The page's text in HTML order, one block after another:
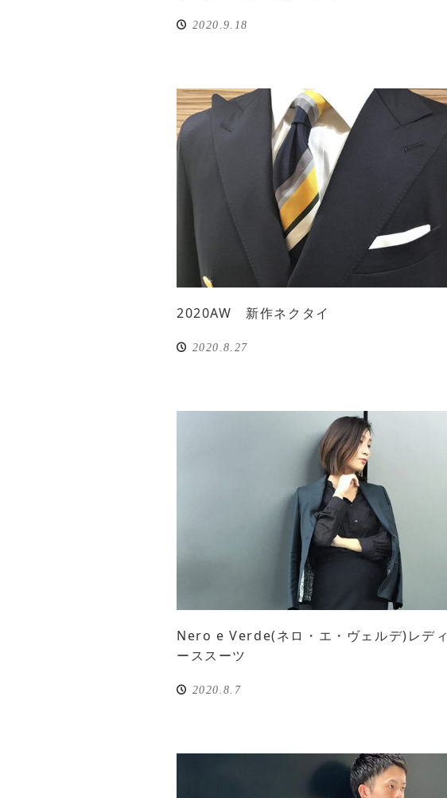
2020.9.18
2020AW 新作ネクタイ
2020.8.27
Nero e Verde(ネロ・エ・ヴェルデ)レディ
ーススーツ
2020.8.7